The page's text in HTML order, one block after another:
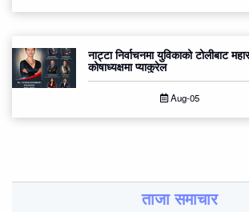
नाट्टा निर्वाचनमा युविकाको टोलीबाट
कोषाध्यक्षमा प्याकुरेल
Aug-05
ताजा समाचार